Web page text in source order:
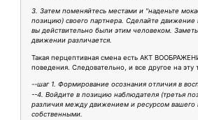
3. Затем поменяйтесь местами и "наденьте
позицию) своего партнера. Сделайте движение
вы действительно были этим человеком.
движении различается.
Такая перцептивная смена есть АКТ
поведения. Следовательно, и все другое на эту
--шаг 1. Формирование осознания отличия в
--4. Войдите в позицию наблюдателя (третья
различия между движением и ресурсом вашего
собственными.